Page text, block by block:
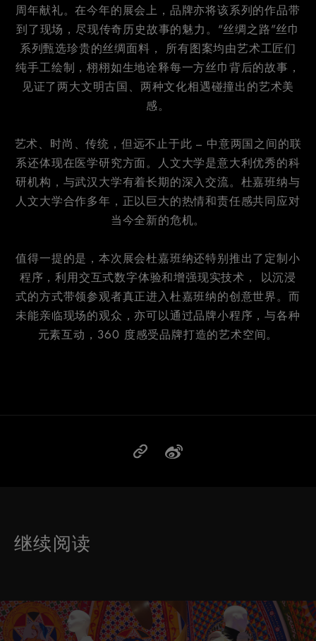
周年献礼。在今年的展会上，品牌亦将该系列的作品带
到了现场，尽现传奇历史故事的魅力。“丝绸之路”丝巾
系列甄选珍贵的丝绸面料， 所有图案均由艺术工匠们
纯手工绘制，栩栩如生地诠释每一方丝巾背后的故事，
见证了两大文明古国、两种文化相遇碰撞出的艺术美
感。
艺术、时尚、传统，但远不止于此 – 中意两国之间的联
系还体现在医学研究方面。人文大学是意大利优秀的科
研机构，与武汉大学有着长期的深入交流。杜嘉班纳与
人文大学合作多年，正以巨大的热情和责任感共同应对
当今全新的危机。
值得一提的是，本次展会杜嘉班纳还特别推出了定制小
程序，利用交互式数字体验和增强现实技术， 以沉浸
式的方式带领参观者真正进入杜嘉班纳的创意世界。而
未能亲临现场的观众，亦可以通过品牌小程序，与各种
元素互动，360 度感受品牌打造的艺术空间。
继续阅读
这是带有可以左右移动幻灯片 的轮播图。有些图片有放大